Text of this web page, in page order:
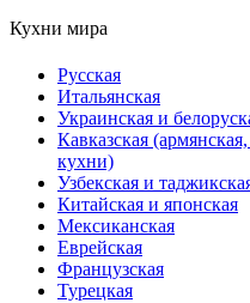
Кухни мира
Русская
Итальянская
Украинская и
Кавказская
кухни)
Узбекская и
Китайская и японская
Мексиканская
Еврейская
Французская
Турецкая